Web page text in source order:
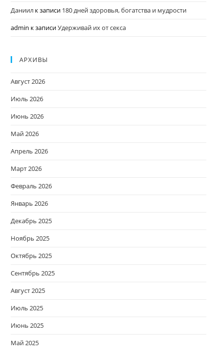
Даниил к записи 180 дней здоровья, богатства и мудрости
admin к записиУдерживай их от секса
АРХИВЫ
Август 2026
Июль 2026
Июнь 2026
Май 2026
Апрель 2026
Март 2026
Февраль 2026
Январь 2026
Декабрь 2025
Ноябрь 2025
Октябрь 2025
Сентябрь 2025
Август 2025
Июль 2025
Июнь 2025
Май 2025